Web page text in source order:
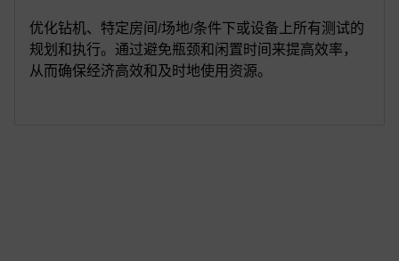
优化钻机、特定房间/场地/条件下或设备上所有测试的
规划和执行。通过避免瓶颈和闲置时间来提高效率，
从而确保经济高效和及时地使用资源。